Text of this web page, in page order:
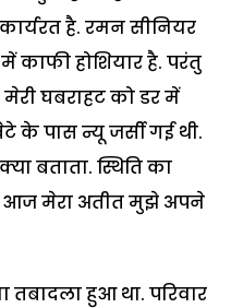
है. रमन सीनियर
काफी होशियार है. परंतु
घबराहट को डर में
के पास न्यू जर्सी गई थी.
बताता. स्थिति का
आज मेरा अतीत मुझे अपने
हुआ था. परिवार